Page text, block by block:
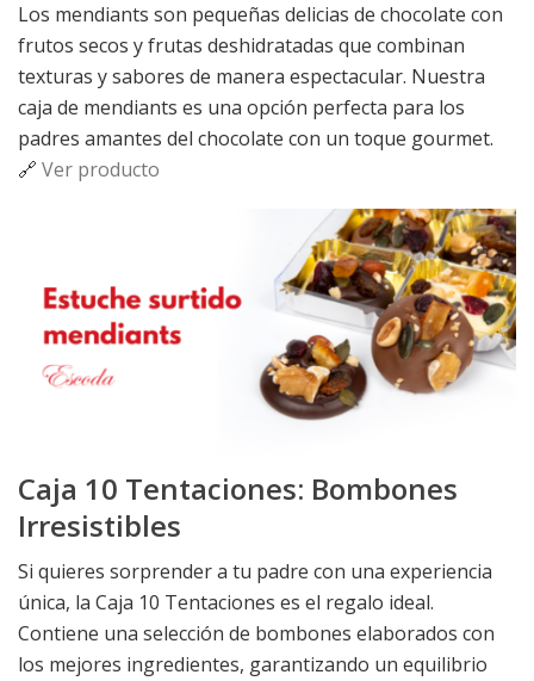
Los mendiants son pequeñas delicias de chocolate con
frutos secos y frutas deshidratadas que combinan
texturas y sabores de manera espectacular. Nuestra
caja de mendiants es una opción perfecta para los
padres amantes del chocolate con un toque gourmet.
🔗 Ver producto
Caja 10 Tentaciones: Bombones
Irresistibles
Si quieres sorprender a tu padre con una experiencia
única, la Caja 10 Tentaciones es el regalo ideal.
Contiene una selección de bombones elaborados con
los mejores ingredientes, garantizando un equilibrio